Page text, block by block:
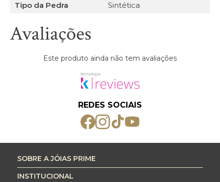
Tipo da Pedra
Sintética
Avaliações
Este produto ainda não tem avaliações
REDES SOCIAIS
SOBRE A JÓIAS PRIME
INSTITUCIONAL